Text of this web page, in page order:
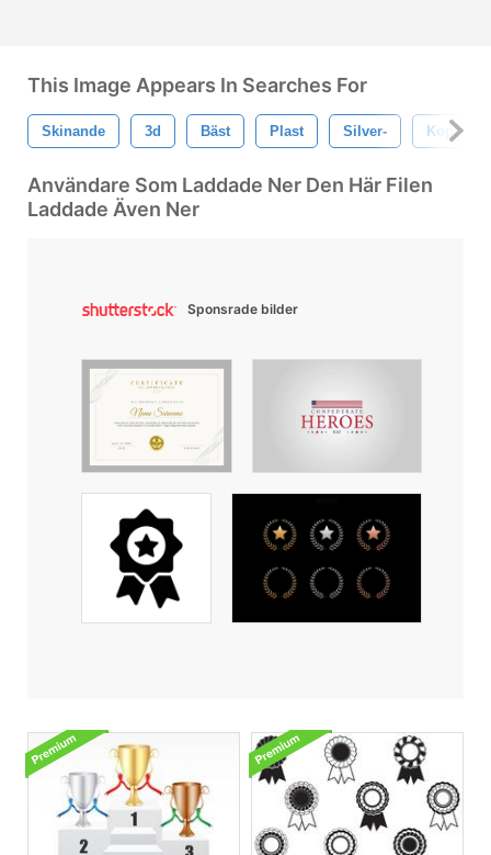
This Image Appears In Searches For
Skinande 3d Bäst Plast Silver- Kopp
Användare Som Laddade Ner Den Här Filen
Laddade Även Ner
Sponsrade bilder